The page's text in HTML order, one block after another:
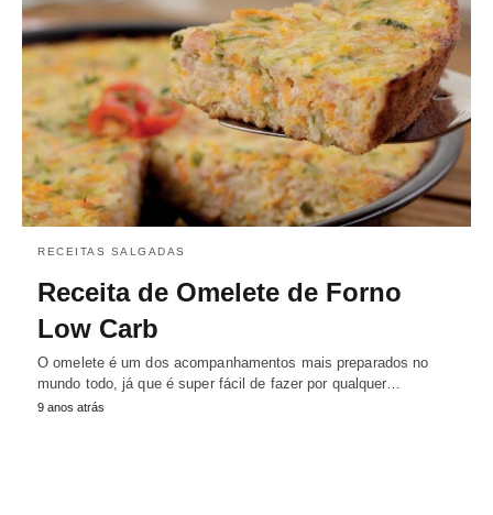
RECEITAS SALGADAS
Receita de Omelete de Forno
Low Carb
O omelete é um dos acompanhamentos mais preparados no
mundo todo, já que é super fácil de fazer por qualquer…
9 anos atrás